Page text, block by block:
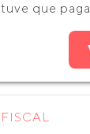
tuve que
FISCAL